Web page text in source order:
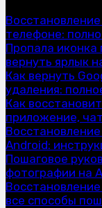
телефоне:
Пропала
вернуть ярлык
Как вернуть
удаления:
Как
приложение,
Android:
Пошаговое
фотографии на
все способы